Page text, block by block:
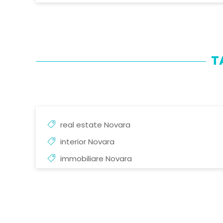
real estate Novara
interior Novara
immobiliare Novara